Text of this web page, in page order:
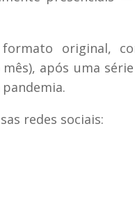
original,
após uma
redes sociais: